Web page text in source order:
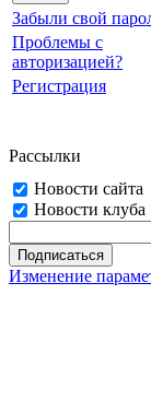
Забыли свой
Проблемы с
авторизацией?
Регистрация
Рассылки
Новости сайта
Новости клуба
Изменение